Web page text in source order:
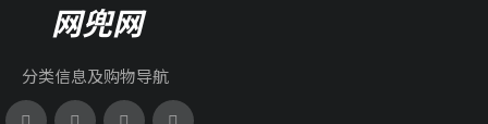
网兜网
分类信息及购物导航